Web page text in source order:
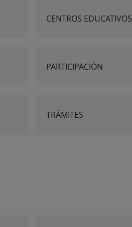
CENTROS EDUCATIVOS
PARTICIPACIÓN
TRÁMITES